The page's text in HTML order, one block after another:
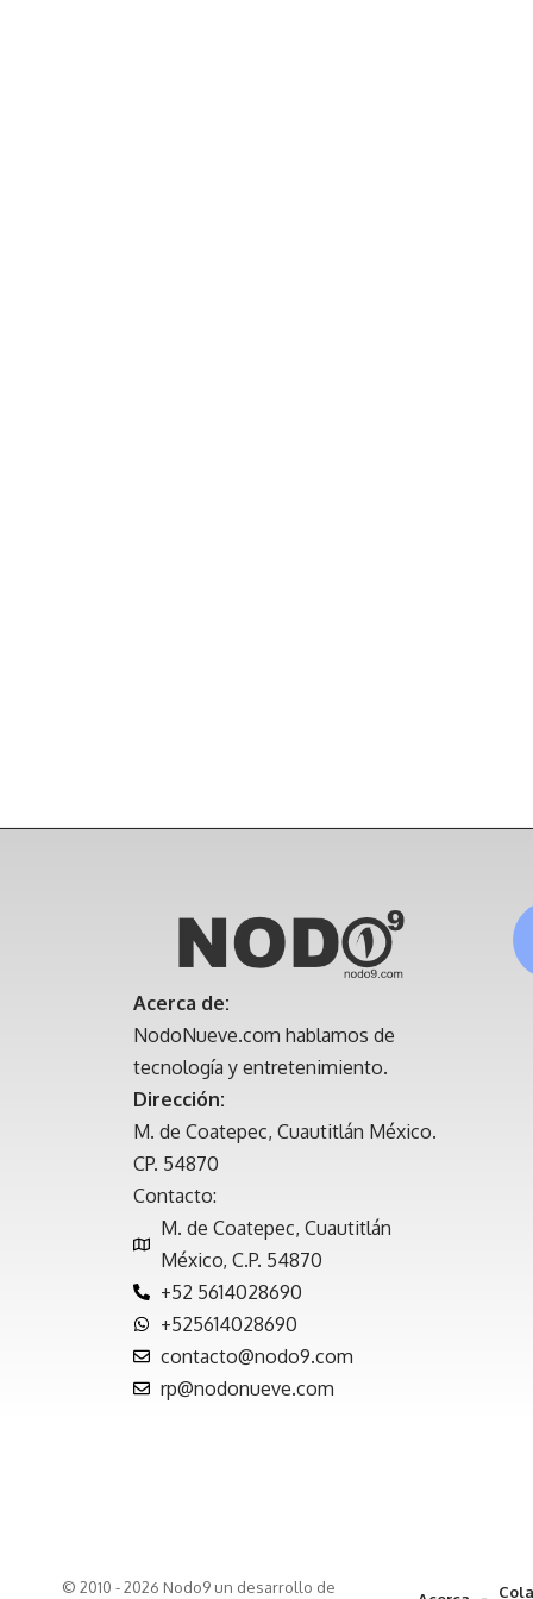
Acerca de:
NodoNueve.com hablamos de
tecnología y entretenimiento.
Dirección:
M. de Coatepec, Cuautitlán México.
CP. 54870
Contacto:
M. de Coatepec, Cuautitlán
México, C.P. 54870
+52 5614028690
+525614028690
contacto@nodo9.com
rp@nodonueve.com
© 2010 - 2026 Nodo9 un desarrollo de